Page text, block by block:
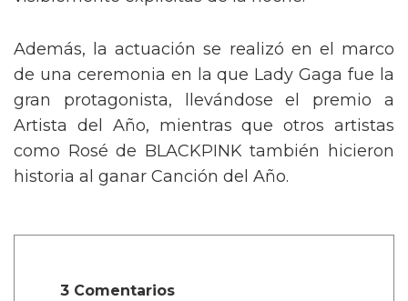
Además, la actuación se realizó en el marco
de una ceremonia en la que Lady Gaga fue la
gran protagonista, llevándose el premio a
Artista del Año, mientras que otros artistas
como Rosé de BLACKPINK también hicieron
historia al ganar Canción del Año.
3 Comentarios